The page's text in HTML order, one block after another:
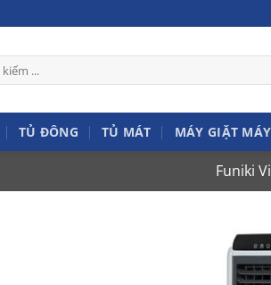
TỦ ĐÔNG TỦ MÁT MÁY GIẶT
Funiki